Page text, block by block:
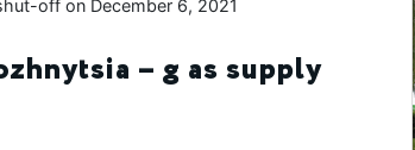
– g as supply